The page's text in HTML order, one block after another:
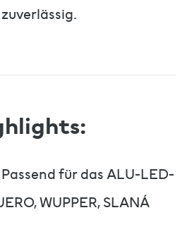
Passend für das ALU-LED-
WUPPER, SLANÁ